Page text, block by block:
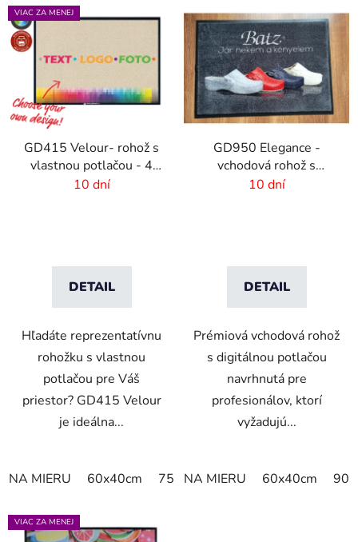
VIAC ZA MENEJ
GD415 Velour- rohož s
vlastnou potlačou - 4
mm vlas
10 dní
DETAIL
Hľadáte reprezentatívnu
rohožku s vlastnou
potlačou pre Váš
priestor? GD415 Velour
je ideálna...
NA MIERU 60x40cm 75x50cm 75x60cm 85x60cm
GD950 Elegance -
vchodová rohož s
digitálnou potlačou - 6
10 dní
DETAIL
Prémiová vchodová rohož
s digitálnou potlačou
navrhnutá pre
profesionálov, ktorí
vyžadujú...
NA MIERU 60x40cm
VIAC ZA MENEJ